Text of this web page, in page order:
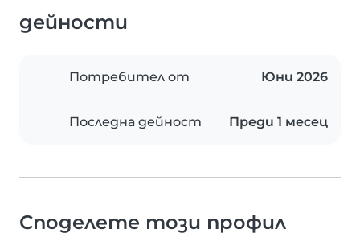
дейности
Потребител от Юни 2026
Последна дейност Преди 1 месец
Споделете този профил